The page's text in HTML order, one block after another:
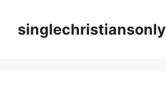
contentsinglechristiansonly